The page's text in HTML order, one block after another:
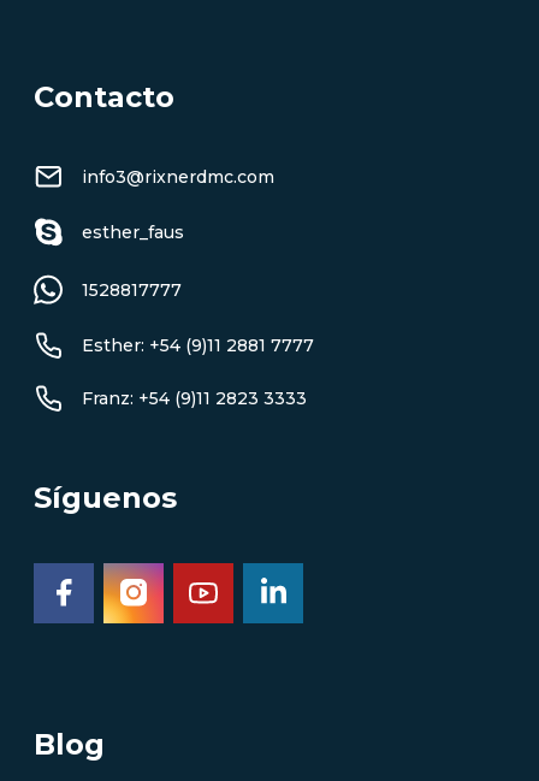
Contacto
info3@rixnerdmc.com
esther_faus
1528817777
Esther: +54 (9)11 2881 7777
Franz: +54 (9)11 2823 3333
Síguenos
Blog